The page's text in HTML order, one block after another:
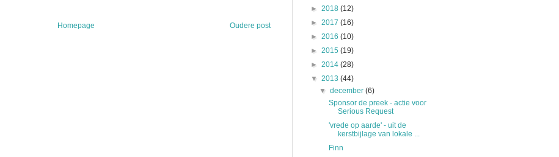
Oudere post
Homepage
► 2018 (12)
► 2017 (16)
► 2016 (10)
► 2015 (19)
► 2014 (28)
▼ 2013 (44)
▼december(6)
Sponsor de preek - actie voor
Serious Request
'vrede op aarde' - uit de
kerstbijlage van lokale ...
Finn